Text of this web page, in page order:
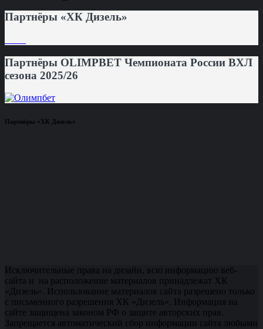
Партнёры «ХК Дизель»
Партнёры OLIMPBET Чемпионата России ВХЛ
сезона 2025/26
Партнёры «ХК Дизель»
Исключительные права на дизайн, всю информацию веб-
сайта и на расположение материалов принадлежат ХК
«Дизель». Использование материалов сайта разрешено только
с письменного разрешения ХК «Дизель». Информация на
сайте защищена законом РФ о защите авторских прав.
Запрещается автоматический сбор информации сайта любыми